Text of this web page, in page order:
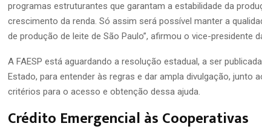
programas estruturantes que garantam a estabilidade da
crescimento da renda. Só assim será possível manter a
de produção de leite de São Paulo”, afirmou o vice-presidente
A FAESP está aguardando a resolução estadual, a ser
Estado, para entender às regras e dar ampla divulgação, junto
critérios para o acesso e obtenção dessa ajuda.
Crédito Emergencial às Cooperativas